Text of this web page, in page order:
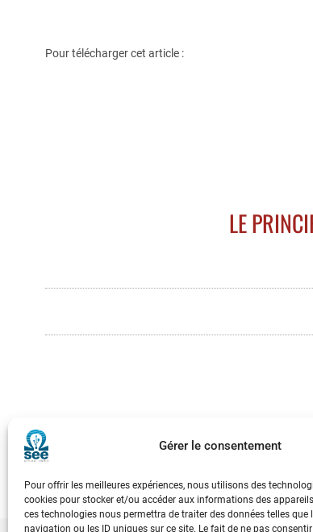
Gérer le consentement
Pour offrir les meilleures expériences, nous utilisons des
cookies pour stocker et/ou accéder aux informations des
ces technologies nous permettra de traiter des données telles que
navigation ou les ID uniques sur ce site. Le fait de ne pas
Pour télécharger cet article :
LE